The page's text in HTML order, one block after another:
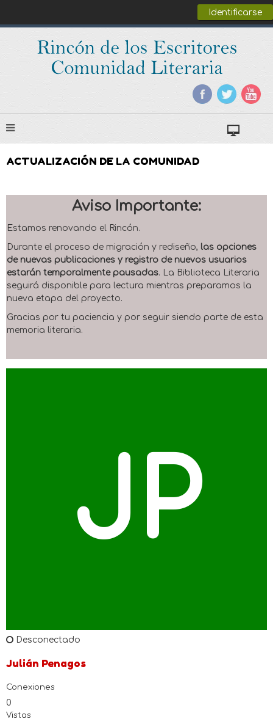
Identificarse
ACTUALIZACIÓN DE LA COMUNIDAD
Aviso Importante:
Estamos renovando el Rincón.
Durante el proceso de migración y rediseño, las opciones
de nuevas publicaciones y registro de nuevos usuarios
estarán temporalmente pausadas. La Biblioteca Literaria
seguirá disponible para lectura mientras preparamos la
nueva etapa del proyecto.
Gracias por tu paciencia y por seguir siendo parte de esta
memoria literaria.
JP
Desconectado
Julián Penagos
Conexiones
0
Vistas